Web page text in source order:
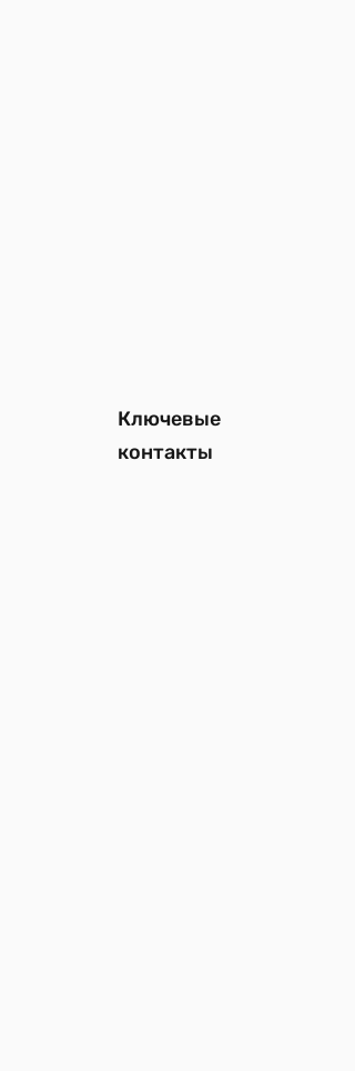
Ключевые
контакты